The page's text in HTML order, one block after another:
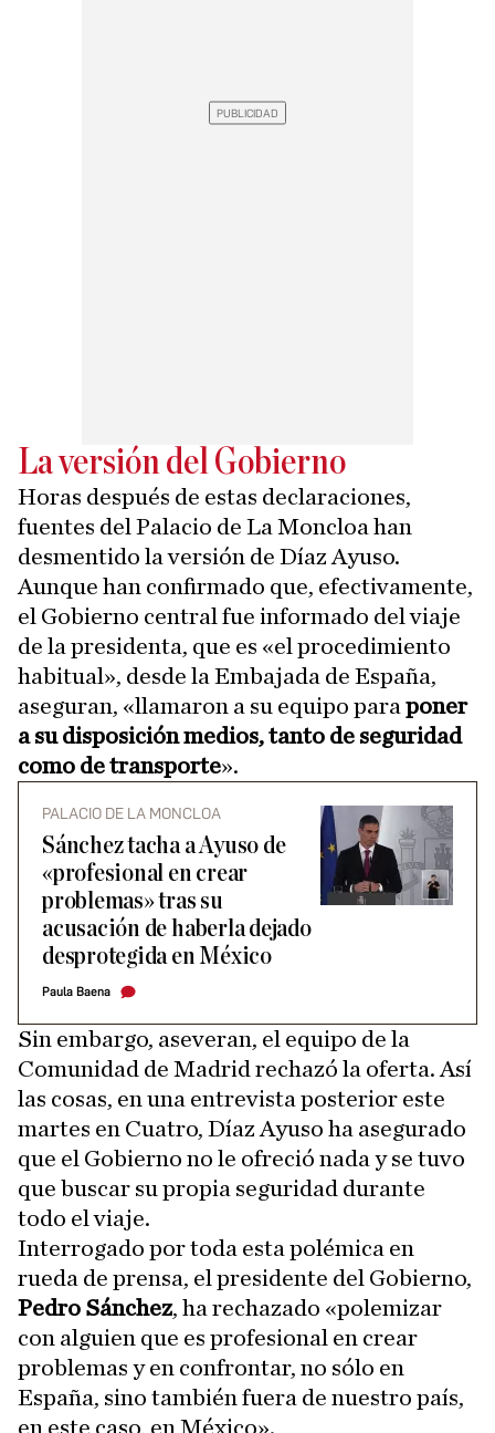
La versión del Gobierno
Horas después de estas declaraciones,
fuentes del Palacio de La Moncloa han
desmentido la versión de Díaz Ayuso.
Aunque han confirmado que, efectivamente,
el Gobierno central fue informado del viaje
de la presidenta, que es «el procedimiento
habitual», desde la Embajada de España,
aseguran, «llamaron a su equipo para poner
a su disposición medios, tanto de seguridad
como de transporte».
PALACIO DE LA MONCLOA
Sánchez tacha a Ayuso de
«profesional en crear
problemas» tras su
acusación de haberla dejado
desprotegida en México
Paula Baena
Sin embargo, aseveran, el equipo de la
Comunidad de Madrid rechazó la oferta. Así
las cosas, en una entrevista posterior este
martes en Cuatro, Díaz Ayuso ha asegurado
que el Gobierno no le ofreció nada y se tuvo
que buscar su propia seguridad durante
todo el viaje.
Interrogado por toda esta polémica en
rueda de prensa, el presidente del Gobierno,
Pedro Sánchez, ha rechazado «polemizar
con alguien que es profesional en crear
problemas y en confrontar, no sólo en
España, sino también fuera de nuestro país,
en este caso, en México».